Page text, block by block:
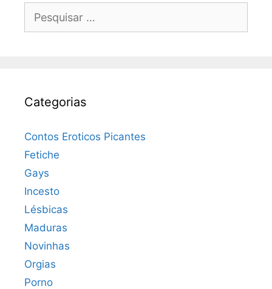
por:
Categorias
Contos Eroticos Picantes
Fetiche
Gays
Incesto
Lésbicas
Maduras
Novinhas
Orgias
Porno